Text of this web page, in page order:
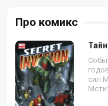
Про комикс
сил